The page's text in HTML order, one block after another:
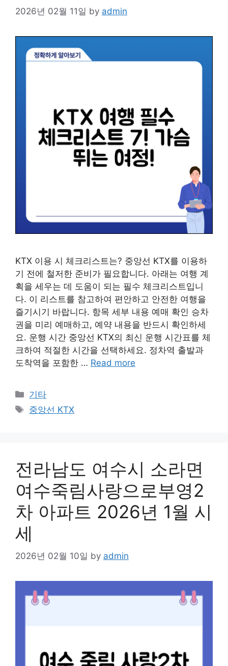
2026년 02월 11일 by admin
KTX 이용 시 체크리스트는? 중앙선 KTX를 이용하
기 전에 철저한 준비가 필요합니다. 아래는 여행 계
획을 세우는 데 도움이 되는 필수 체크리스트입니
다. 이 리스트를 참고하여 편안하고 안전한 여행을
즐기시기 바랍니다. 항목 세부 내용 예매 확인 승차
권을 미리 예매하고, 예약 내용을 반드시 확인하세
요. 운행 시간 중앙선 KTX의 최신 운행 시간표를 체
크하여 적절한 시간을 선택하세요. 정차역 출발과
도착역을 포함한 … Read more
Categories
기타
Tags
중앙선 KTX
전라남도 여수시 소라면
여수죽림사랑으로부영2
차 아파트 2026년 1월 시
세
2026년 02월 10일 by admin